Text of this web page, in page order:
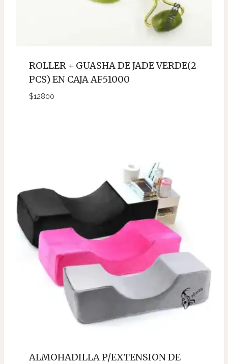
ROLLER + GUASHA DE JADE VERDE(2
PCS) EN CAJA AF51000
$12800
ALMOHADILLA P/EXTENSION DE